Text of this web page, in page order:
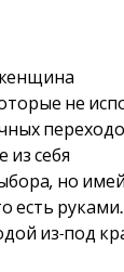
не
из себя
но
есть руками.
из-под